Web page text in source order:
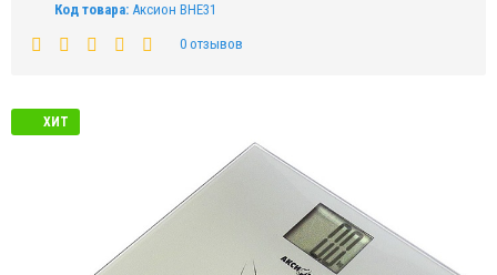
Код товара: Аксион ВНЕ31
0 отзывов
ХИТ